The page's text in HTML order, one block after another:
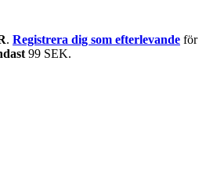
. Registrera dig som efterlevande för
99 SEK.